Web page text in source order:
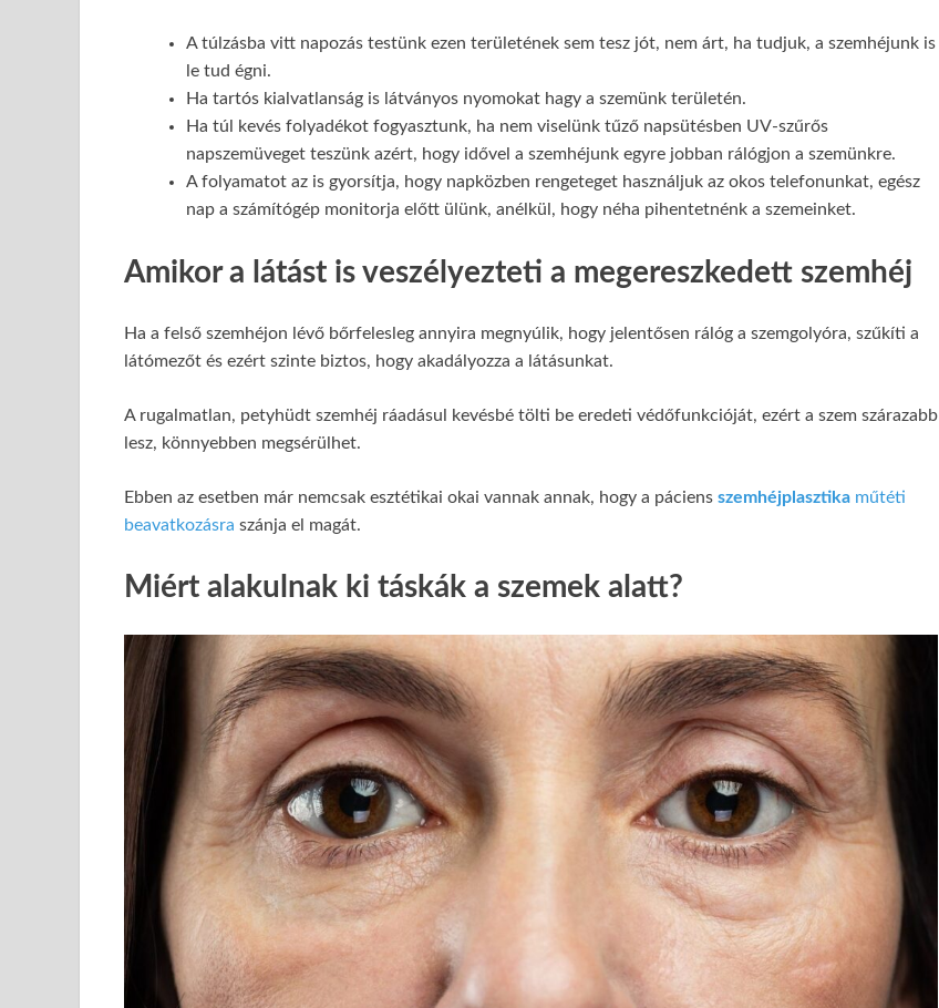
A túlzásba vitt napozás testünk ezen területének sem tesz jót, nem árt, ha tudjuk, a szemhéjunk is
le tud égni.
Ha tartós kialvatlanság is látványos nyomokat hagy a szemünk területén.
Ha túl kevés folyadékot fogyasztunk, ha nem viselünk tűző napsütésben UV-szűrős
napszemüveget teszünk azért, hogy idővel a szemhéjunk egyre jobban rálógjon a szemünkre.
A folyamatot az is gyorsítja, hogy napközben rengeteget használjuk az okos telefonunkat, egész
nap a számítógép monitorja előtt ülünk, anélkül, hogy néha pihentetnénk a szemeinket.
Amikor a látást is veszélyezteti a megereszkedett szemhéj
Ha a felső szemhéjon lévő bőrfelesleg annyira megnyúlik, hogy jelentősen rálóg a szemgolyóra, szűkíti a
látómezőt és ezért szinte biztos, hogy akadályozza a látásunkat.
A rugalmatlan, petyhüdt szemhéj ráadásul kevésbé tölti be eredeti védőfunkcióját, ezért a szem szárazabb
lesz, könnyebben megsérülhet.
Ebben az esetben már nemcsak esztétikai okai vannak annak, hogy a páciens szemhéjplasztika műtéti
beavatkozásra szánja el magát.
Miért alakulnak ki táskák a szemek alatt?